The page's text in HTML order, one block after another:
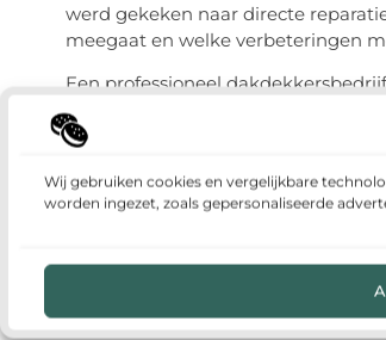
Wij gebruiken cookies en vergelijkbare
worden ingezet, zoals gepersonaliseerde
werd gekeken naar directe
meegaat en welke verbeteringen
Een professioneel
gekeken naar:
Mogelijkheden voor
Levensduur van huidige
Deze bredere aanpak zorgt